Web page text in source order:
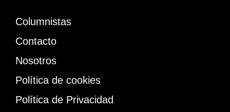
Columnistas
Contacto
Nosotros
Política de cookies
Política de Privacidad